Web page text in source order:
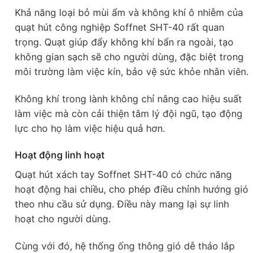
Khả năng loại bỏ mùi ẩm và không khí ô nhiễm của
quạt hút công nghiệp Soffnet SHT-40 rất quan
trọng. Quạt giúp đẩy không khí bẩn ra ngoài, tạo
không gian sạch sẽ cho người dùng, đặc biệt trong
môi trường làm việc kín, bảo vệ sức khỏe nhân viên.
Không khí trong lành không chỉ nâng cao hiệu suất
làm việc mà còn cải thiện tâm lý đội ngũ, tạo động
lực cho họ làm việc hiệu quả hơn.
Hoạt động linh hoạt
Quạt hút xách tay Soffnet SHT-40 có chức năng
hoạt động hai chiều, cho phép điều chỉnh hướng gió
theo nhu cầu sử dụng. Điều này mang lại sự linh
hoạt cho người dùng.
Cùng với đó, hệ thống ống thông gió dễ tháo lắp